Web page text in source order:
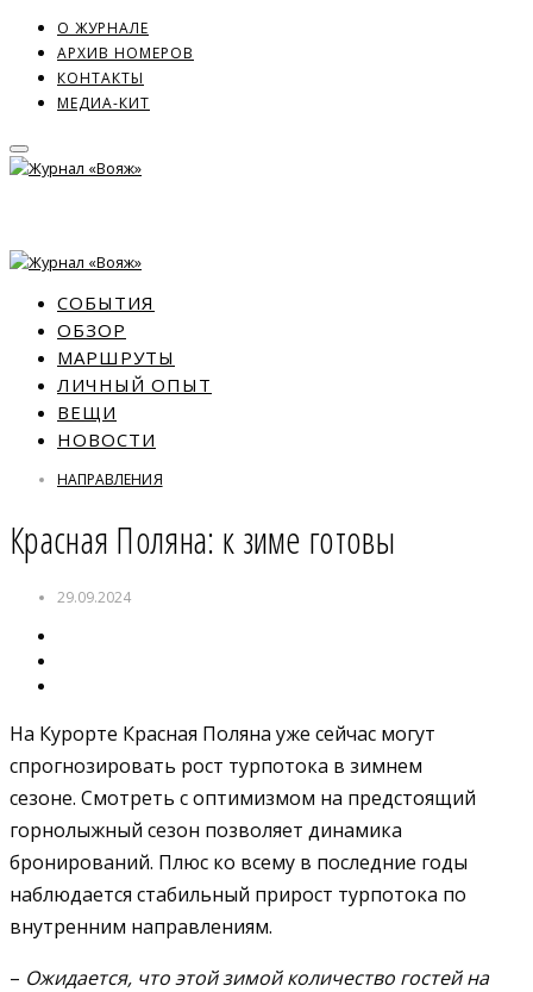
О ЖУРНАЛЕ
АРХИВ НОМЕРОВ
КОНТАКТЫ
МЕДИА-КИТ
СОБЫТИЯ
ОБЗОР
МАРШРУТЫ
ЛИЧНЫЙ ОПЫТ
ВЕЩИ
НОВОСТИ
НАПРАВЛЕНИЯ
Красная Поляна: к зиме готовы
29.09.2024
На Курорте Красная Поляна уже сейчас могут
спрогнозировать рост турпотока в зимнем
сезоне. Смотреть с оптимизмом на предстоящий
горнолыжный сезон позволяет динамика
бронирований. Плюс ко всему в последние годы
наблюдается стабильный прирост турпотока по
внутренним направлениям.
– Ожидается, что этой зимой количество гостей на